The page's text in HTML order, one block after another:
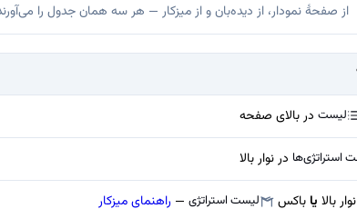
از صفحهٔ نمودار، از دیده‌بان و از میزکار — هر سه همان جدول را
لیست در بالای صفحه
استراتژی‌ها در نوار بالا
بالا یا باکس لیست استراتژی — راهنمای میزکار